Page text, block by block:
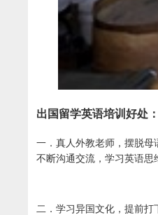
出国留学英语培训好处：
一．真人外教老师，摆脱
不断沟通交流，学习英语思
二．学习异国文化，提前